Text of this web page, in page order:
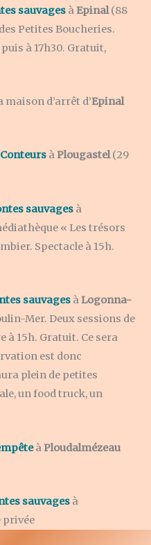
sauvages àEpinal(88
Petites Boucheries.
à 17h30. Gratuit,
d’arrêt d’Epinal
àPlougastel(29
sauvages à
« Les trésors
Spectacle à 15h.
sauvages àLogonna-
Mer. Deux sessions de
à 15h. Gratuit. Ce sera
est donc
plein de petites
un food truck, un
à Ploudalmézeau
sauvages à
privée